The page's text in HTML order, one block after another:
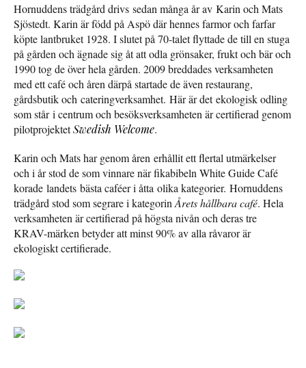
Hornuddens trädgård drivs sedan många år av Karin och Mats
Sjöstedt. Karin är född på Aspö där hennes farmor och farfar
köpte lantbruket 1928. I slutet på 70-talet flyttade de till en stuga
på gården och ägnade sig åt att odla grönsaker, frukt och bär och
1990 tog de över hela gården. 2009 breddades verksamheten
med ett café och åren därpå startade de även restaurang,
gårdsbutik och cateringverksamhet. Här är det ekologisk odling
som står i centrum och besöksverksamheten är certifierad genom
pilotprojektetSwedish Welcome.
Karin och Mats har genom åren erhållit ett flertal utmärkelser
och i år stod de som vinnare när fikabibeln White Guide Café
korade landets bästa caféer i åtta olika kategorier. Hornuddens
trädgård stod som segrare i kategorin Årets hållbara café. Hela
verksamheten är certifierad på högsta nivån och deras tre
KRAV-märken betyder att minst 90% av alla råvaror är
ekologiskt certifierade.